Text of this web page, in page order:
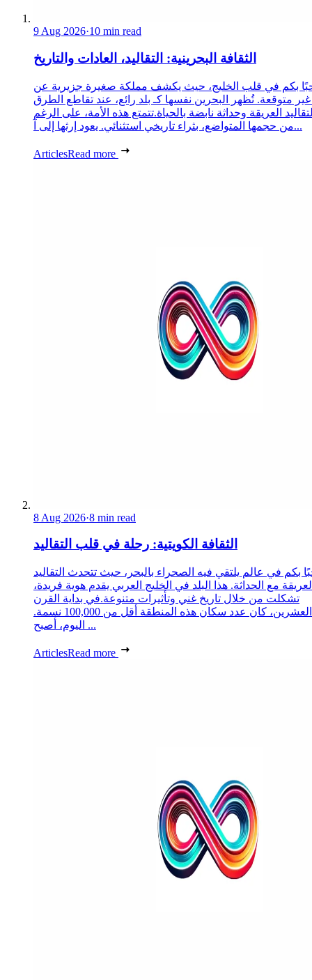
9 Aug 2026·10 min read
الثقافة البحرينية: التقاليد، العادات والتاريخ
بكم في قلب الخليج، حيث يكشف مملكة صغيرة جزيرية عن
متوقعة. تُظهر البحرين نفسها كـ بلد رائع، عند تقاطع الطرق
العريقة وحداثة نابضة بالحياة.تتمتع هذه الأمة، على الرغم
من حجمها المتواضع، بثراء تاريخي استثنائي. يعود إرثها إلى آ...
ArticlesRead more
8 Aug 2026·8 min read
الثقافة الكويتية: رحلة في قلب التقاليد
بكم في عالم يلتقي فيه الصحراء بالبحر، حيث تتحدث التقاليد
مع الحداثة. هذا البلد في الخليج العربي يقدم هوية فريدة،
تشكلت من خلال تاريخ غني وتأثيرات متنوعة.في بداية القرن
العشرين، كان عدد سكان هذه المنطقة أقل من 100,000 نسمة.
اليوم، أصبح ...
ArticlesRead more